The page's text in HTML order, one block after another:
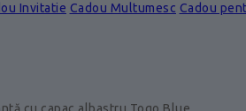
Invitatie Cadou Multumesc Cadou